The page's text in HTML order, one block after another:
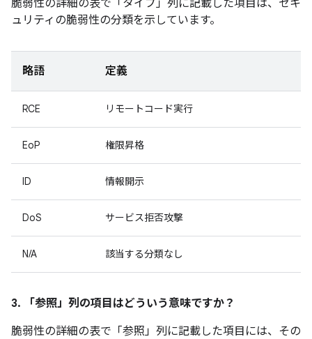
脆弱性の詳細の表で「タイプ」 列に記載した項目は、セキ
ュリティの脆弱性の分類を示しています。
略語 定義
RCE リモートコード実行
EoP 権限昇格
ID 情報開示
DoS サービス拒否攻撃
N/A 該当する分類なし
3. 「参照」 列の項目はどういう意味ですか？
脆弱性の詳細の表で「参照」 列に記載した項目には、その